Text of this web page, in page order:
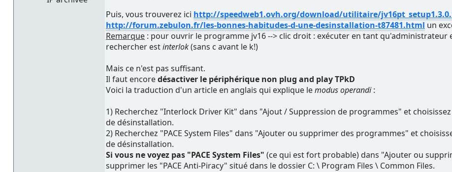
Puis, vous trouverez ici http://speedweb1.ovh.org/download/utilitaire/
http://forum.zebulon.fr/les-bonnes-habitudes-d-une-desinstallation-t87481.html un
Remarque : pour ouvrir le programme jv16 --> clic droit : exécuter en tant
rechercher estinterlok(sans c avant le k!)
Mais ce n'est pas suffisant.
Il faut encoredésactiver le périphérique non plug and play TPkD
Voici la traduction d'un article en anglais qui explique lemodus operandi:
1) Recherchez "Interlock Driver Kit" dans "Ajout / Suppression de programmes" et
de désinstallation.
2) Recherchez "PACE System Files" dans "Ajouter ou supprimer des programmes" et
de désinstallation.
Si vous ne voyez pas "PACE System Files" (ce qui est fort probable) dans "Ajouter ou
supprimer les "PACE Anti-Piracy" situé dans le dossier C: \ Program Files \ Common Files.